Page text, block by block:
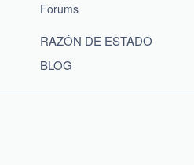
Forums
RAZÓN DE ESTADO
BLOG